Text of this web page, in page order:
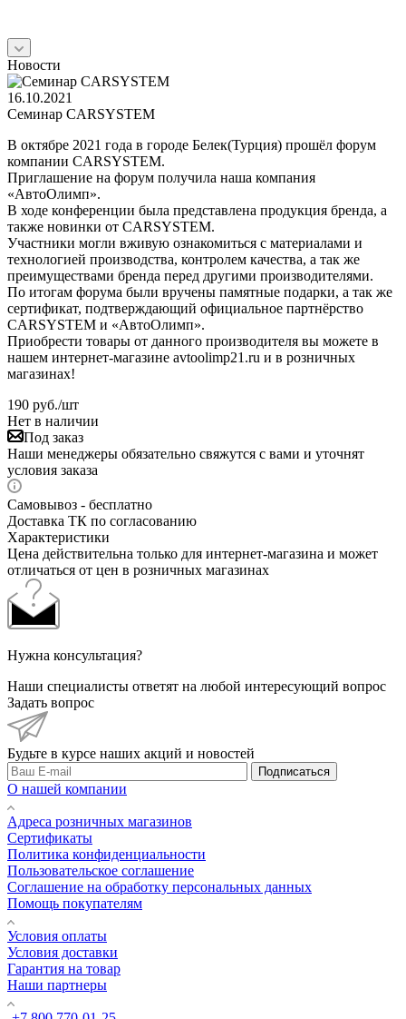
Новости
16.10.2021
Семинар CARSYSTEM
В октябре 2021 года в городе Белек(Турция) прошёл форум
компании CARSYSTEM.
Приглашение на форум получила наша компания
«АвтоОлимп».
В ходе конференции была представлена продукция бренда, а
также новинки от CARSYSTEM.
Участники могли вживую ознакомиться с материалами и
технологией производства, контролем качества, а так же
преимуществами бренда перед другими производителями.
По итогам форума были вручены памятные подарки, а так же
сертификат, подтверждающий официальное партнёрство
CARSYSTEM и «АвтоОлимп».
Приобрести товары от данного производителя вы можете в
нашем интернет-магазине avtoolimp21.ru и в розничных
магазинах!
190 руб./шт
Нет в наличии
Под заказ
Наши менеджеры обязательно свяжутся с вами и уточнят
условия заказа
Самовывоз - бесплатно
Доставка ТК по согласованию
Характеристики
Цена действительна только для интернет-магазина и может
отличаться от цен в розничных магазинах
Нужна консультация?
Наши специалисты ответят на любой интересующий вопрос
Задать вопрос
Будьте в курсе наших акций и новостей
Подписаться
О нашей компании
Адреса розничных магазинов
Сертификаты
Политика конфиденциальности
Пользовательское соглашение
Соглашение на обработку персональных данных
Помощь покупателям
Условия оплаты
Условия доставки
Гарантия на товар
Наши партнеры